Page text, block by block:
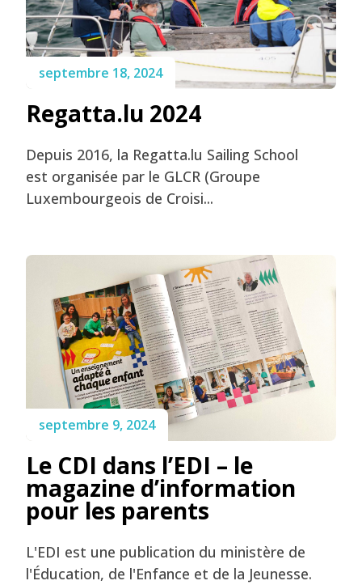
septembre 18, 2024
Regatta.lu 2024
Depuis 2016, la Regatta.lu Sailing School
est organisée par le GLCR (Groupe
Luxembourgeois de Croisi...
septembre 9, 2024
Le CDI dans l’EDI – le
magazine d’information
pour les parents
L'EDI est une publication du ministère de
l'Éducation, de l'Enfance et de la Jeunesse.